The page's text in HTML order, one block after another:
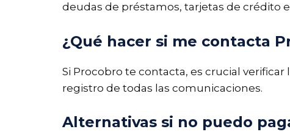
deudas de préstamos, tarjetas de crédito
¿Qué hacer si me contacta
Si Procobro te contacta, es crucial
registro de todas las comunicaciones.
Alternativas si no puedo